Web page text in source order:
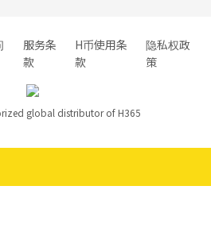
服务条
款
H币使用条
款
隐私权政
策
global distributor of H365